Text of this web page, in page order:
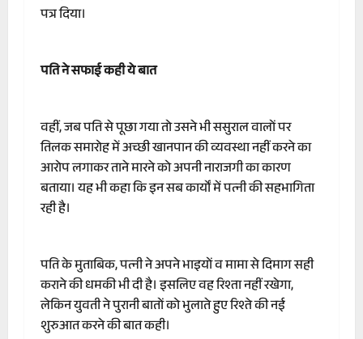
पत्र दिया।
पति ने सफाई कही ये बात
वहीं, जब पति से पूछा गया तो उसने भी ससुराल वालों पर
तिलक समारोह में अच्छी खानपान की व्यवस्था नहीं करने का
आरोप लगाकर ताने मारने को अपनी नाराजगी का कारण
बताया। यह भी कहा कि इन सब कार्यों में पत्नी की सहभागिता
रही है।
पति के मुताबिक, पत्नी ने अपने भाइयों व मामा से दिमाग सही
कराने की धमकी भी दी है। इसलिए वह रिश्ता नहीं रखेगा,
लेकिन युवती ने पुरानी बातों को भुलाते हुए रिश्ते की नई
शुरुआत करने की बात कही।